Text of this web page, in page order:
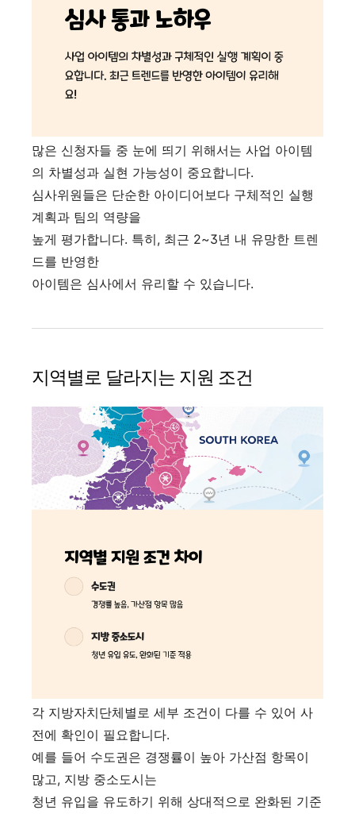
많은 신청자들 중 눈에 띄기 위해서는 사업 아이템
의 차별성과 실현 가능성이 중요합니다.
심사위원들은 단순한 아이디어보다 구체적인 실행
계획과 팀의 역량을
높게 평가합니다. 특히, 최근 2~3년 내 유망한 트렌
드를 반영한
아이템은 심사에서 유리할 수 있습니다.
지역별로 달라지는 지원 조건
각 지방자치단체별로 세부 조건이 다를 수 있어 사
전에 확인이 필요합니다.
예를 들어 수도권은 경쟁률이 높아 가산점 항목이
많고, 지방 중소도시는
청년 유입을 유도하기 위해 상대적으로 완화된 기준